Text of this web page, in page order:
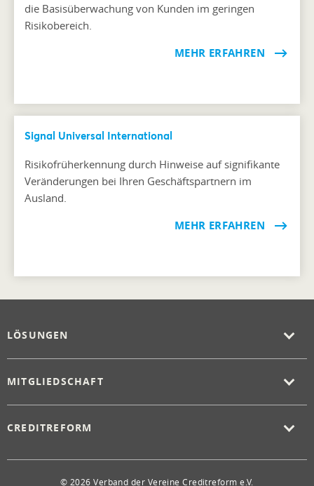
die Basisüberwachung von Kunden im geringen
Risikobereich.
MEHR ERFAHREN
Signal Universal International
Risikofrüherkennung durch Hinweise auf signifikante
Veränderungen bei Ihren Geschäftspartnern im
Ausland.
MEHR ERFAHREN
LÖSUNGEN
MITGLIEDSCHAFT
CREDITREFORM
© 2026 Verband der Vereine Creditreform e.V.